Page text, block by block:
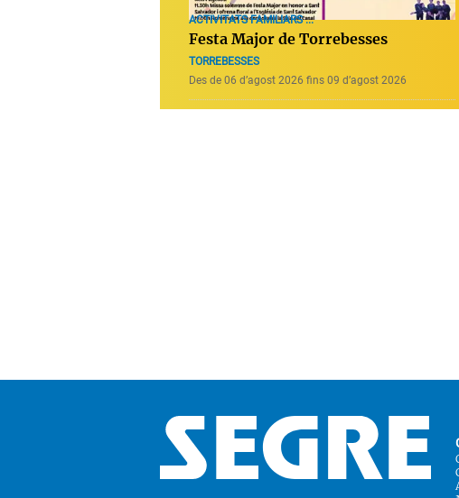
ACTIVITATS FAMILIARS ...
Festa Major de Torrebesses
TORREBESSES
Des de 06 d’agost 2026 fins 09 d’agost 2026